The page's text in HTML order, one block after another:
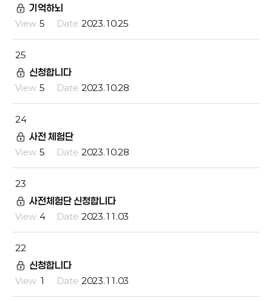
기억하뇌
5 2023.10.25
25
신청합니다
5 2023.10.28
24
사전 체험단
5 2023.10.28
23
사전체험단 신청합니다
4 2023.11.03
22
신청합니다
1 2023.11.03